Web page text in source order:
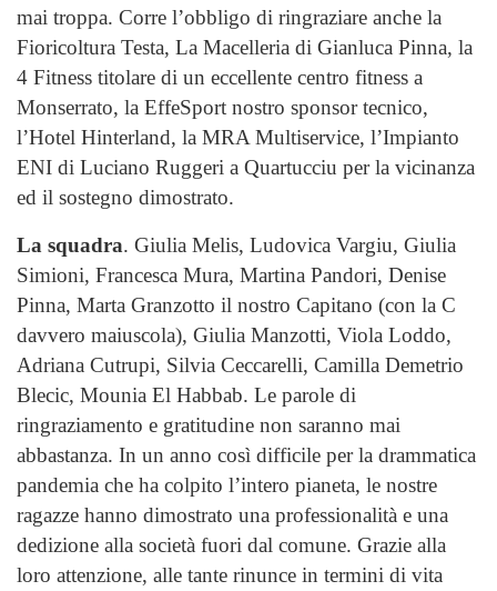
mai troppa. Corre l’obbligo di ringraziare anche la
Fioricoltura Testa, La Macelleria di Gianluca Pinna, la
4 Fitness titolare di un eccellente centro fitness a
Monserrato, la EffeSport nostro sponsor tecnico,
l’Hotel Hinterland, la MRA Multiservice, l’Impianto
ENI di Luciano Ruggeri a Quartucciu per la vicinanza
ed il sostegno dimostrato.
La squadra. Giulia Melis, Ludovica Vargiu, Giulia
Simioni, Francesca Mura, Martina Pandori, Denise
Pinna, Marta Granzotto il nostro Capitano (con la C
davvero maiuscola), Giulia Manzotti, Viola Loddo,
Adriana Cutrupi, Silvia Ceccarelli, Camilla Demetrio
Blecic, Mounia El Habbab. Le parole di
ringraziamento e gratitudine non saranno mai
abbastanza. In un anno così difficile per la drammatica
pandemia che ha colpito l’intero pianeta, le nostre
ragazze hanno dimostrato una professionalità e una
dedizione alla società fuori dal comune. Grazie alla
loro attenzione, alle tante rinunce in termini di vita